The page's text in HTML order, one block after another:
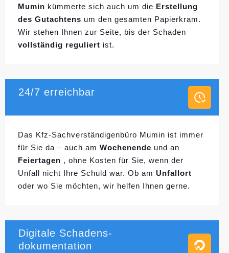
Mumin kümmerte sich auch um die Erstellung
des Gutachtens um den gesamten Papierkram.
Wir stehen Ihnen zur Seite, bis der Schaden
vollständig reguliert ist.
24/7 erreichbar
Das Kfz-Sachverständigenbüro Mumin ist immer
für Sie da – auch am Wochenende und an
Feiertagen , ohne Kosten für Sie, wenn der
Unfall nicht Ihre Schuld war. Ob am Unfallort
oder wo Sie möchten, wir helfen Ihnen gerne.
Digitale Schadens-
dokumentation